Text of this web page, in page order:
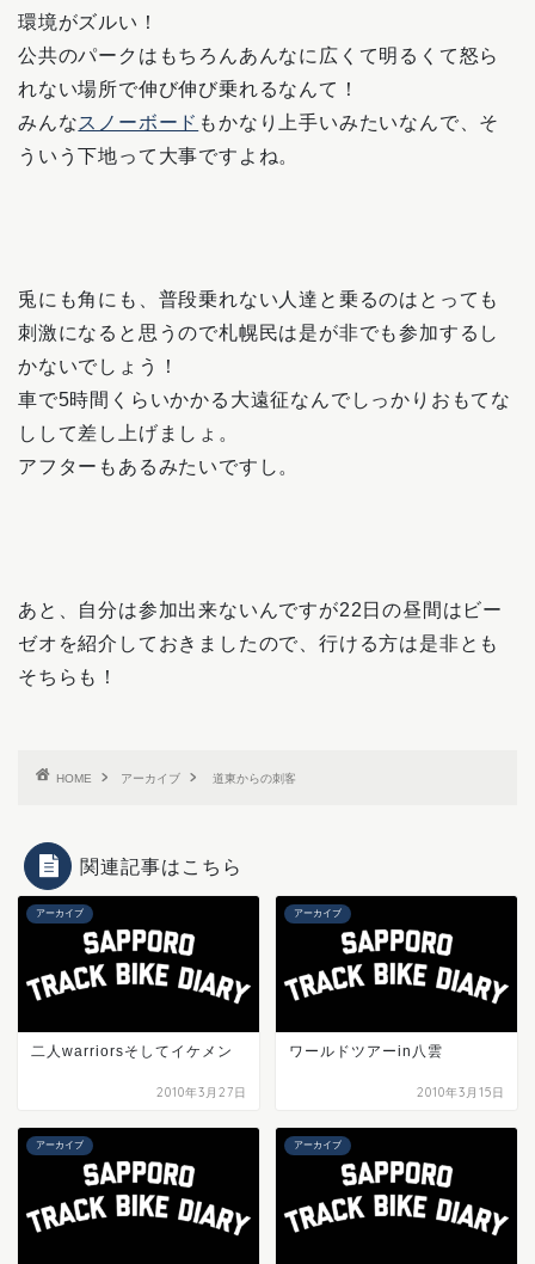
環境がズルい！
公共のパークはもちろんあんなに広くて明るくて怒ら
れない場所で伸び伸び乗れるなんて！
みんなスノーボード もかなり上手いみたいなんで、そ
ういう下地って大事ですよね。
兎にも角にも、普段乗れない人達と乗るのはとっても
刺激になると思うので札幌民は是が非でも参加するし
かないでしょう！
車で5時間くらいかかる大遠征なんでしっかりおもてな
しして差し上げましょ。
アフターもあるみたいですし。
あと、自分は参加出来ないんですが22日の昼間はビー
ゼオを紹介しておきましたので、行ける方は是非とも
そちらも！
HOME アーカイブ 道東からの刺客
関連記事はこちら
アーカイブ
二人warriorsそしてイケメン
2010年3月27日
アーカイブ
ワールドツアーin八雲
2010年3月15日
アーカイブ アーカイブ